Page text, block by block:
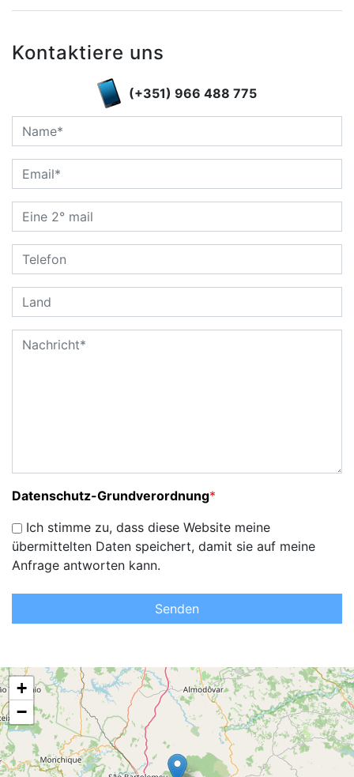
Kontaktiere uns
(+351) 966 488 775
Datenschutz-Grundverordnung*
Ich stimme zu, dass diese Website meine
übermittelten Daten speichert, damit sie auf meine
Anfrage antworten kann.
Senden
+
−